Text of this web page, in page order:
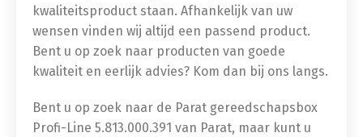
kwaliteitsproduct staan. Afhankelijk van uw
wensen vinden wij altijd een passend product.
Bent u op zoek naar producten van goede
kwaliteit en eerlijk advies? Kom dan bij ons langs.
Bent u op zoek naar de Parat gereedschapsbox
Profi-Line 5.813.000.391 van Parat, maar kunt u